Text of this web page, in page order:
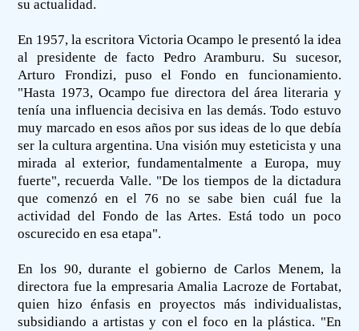
su actualidad.
En 1957, la escritora Victoria Ocampo le presentó la idea
al presidente de facto Pedro Aramburu. Su sucesor,
Arturo Frondizi, puso el Fondo en funcionamiento.
"Hasta 1973, Ocampo fue directora del área literaria y
tenía una influencia decisiva en las demás. Todo estuvo
muy marcado en esos años por sus ideas de lo que debía
ser la cultura argentina. Una visión muy esteticista y una
mirada al exterior, fundamentalmente a Europa, muy
fuerte", recuerda Valle. "De los tiempos de la dictadura
que comenzó en el 76 no se sabe bien cuál fue la
actividad del Fondo de las Artes. Está todo un poco
oscurecido en esa etapa".
En los 90, durante el gobierno de Carlos Menem, la
directora fue la empresaria Amalia Lacroze de Fortabat,
quien hizo énfasis en proyectos más individualistas,
subsidiando a artistas y con el foco en la plástica. "En